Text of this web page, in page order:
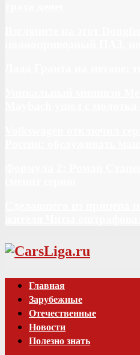
Vk
Главная
Зарубежные
Отечественные
Новости
Полезно знать